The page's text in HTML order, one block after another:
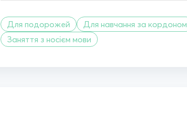
Для подорожей
Для навчання за кордоном
Заняття з носієм мови